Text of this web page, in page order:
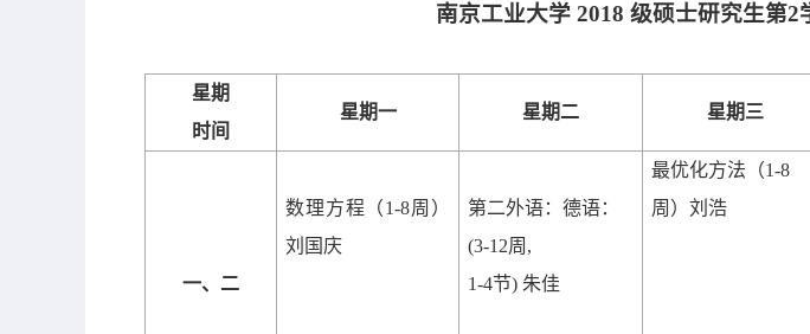
南京工业大学2018 级硕士研究生第2
星期
时间
星期一 星期二 星期三
一、二
数理方程（1-8周）
刘国庆
第二外语：德语：
(3-12周 ,
1-4节) 朱佳
最优化方法（1-8
周）刘浩